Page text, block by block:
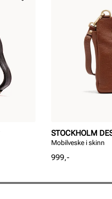
STOCKHOLM
Mobilveske i skinn
Pris
999,-